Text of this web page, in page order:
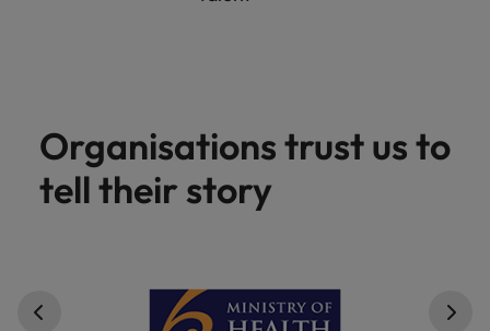
Organisations trust us to
tell their story